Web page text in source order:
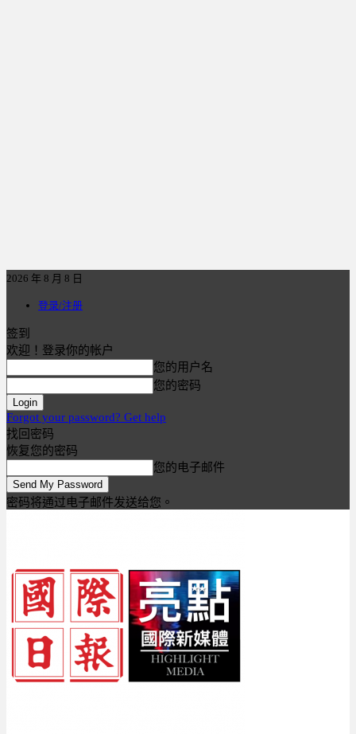
2026 年 8 月 8 日
登录/注册
签到
欢迎！登录你的帐户
您的用户名
您的密码
Forgot your password? Get help
找回密码
恢复您的密码
您的电子邮件
密码将通过电子邮件发送给您。